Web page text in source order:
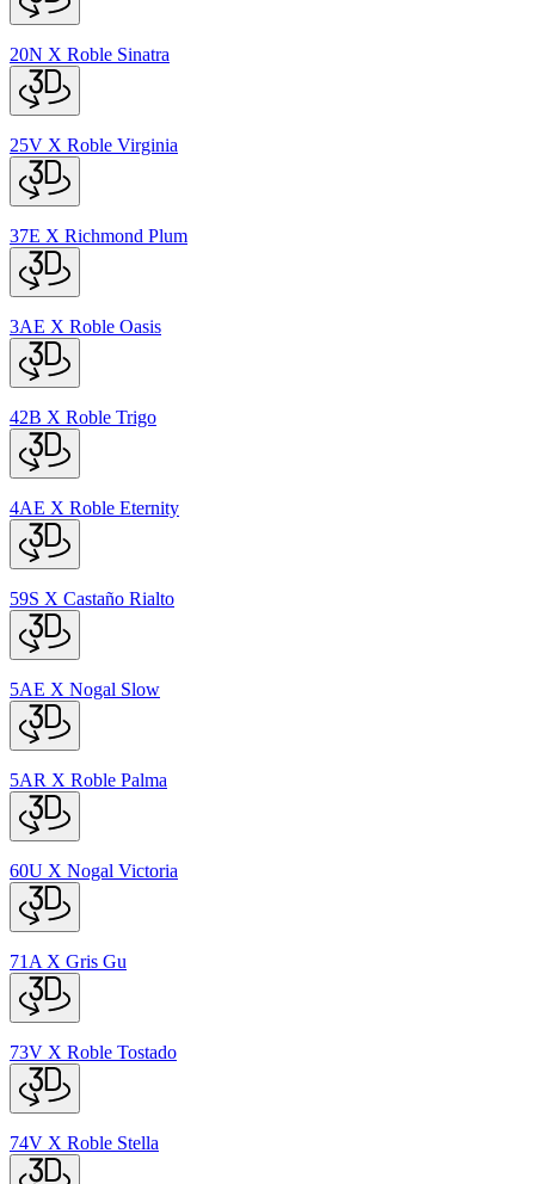
20N X Roble Sinatra
25V X Roble Virginia
37E X Richmond Plum
3AE X Roble Oasis
42B X Roble Trigo
4AE X Roble Eternity
59S X Castaño Rialto
5AE X Nogal Slow
5AR X Roble Palma
60U X Nogal Victoria
71A X Gris Gu
73V X Roble Tostado
74V X Roble Stella